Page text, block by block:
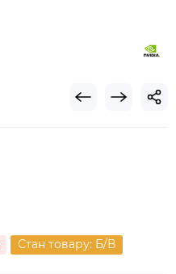
Стан товару: Б/В